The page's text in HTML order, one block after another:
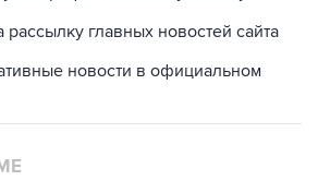
новости в официальном